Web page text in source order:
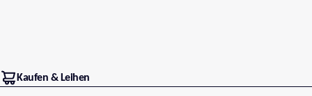
Kaufen & Leihen